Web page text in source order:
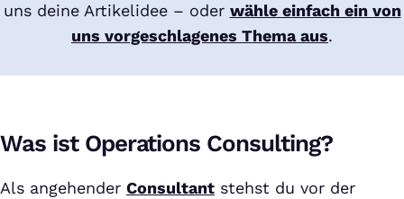
uns deine Artikelidee – oder wähle einfach ein von
uns vorgeschlagenes Thema aus.
Was ist Operations Consulting?
Als angehender Consultant stehst du vor der